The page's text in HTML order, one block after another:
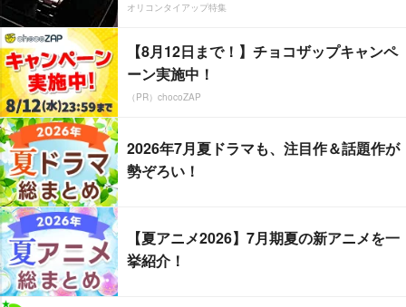
オリコンタイアップ特集
【8月12日まで！】チョコザップキャンペ
ーン実施中！
（PR）chocoZAP
2026年7月夏ドラマも、注目作＆話題作が
勢ぞろい！
【夏アニメ2026】7月期夏の新アニメを一
挙紹介！